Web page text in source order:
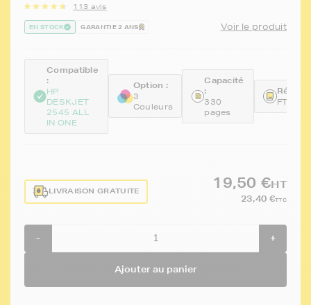
113 avis
EN STOCK GARANTIE 2 ANS Voir le produit
Compatible
:
HP
DESKJET
2545 ALL
IN ONE
Option :
3
Couleurs
Capacité
:
330
pages
LIVRAISON GRATUITE
19,50 €HT
23,40 €TTC
- +
Ajouter au panier